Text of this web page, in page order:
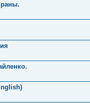
раны.